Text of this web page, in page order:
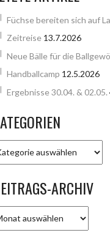
Füchse bereiten sich auf
Zeitreise 13.7.2026
Neue Bälle für die
Handballcamp 12.5.2026
Ergebnisse 30.04. & 02.05.
ARCHIV